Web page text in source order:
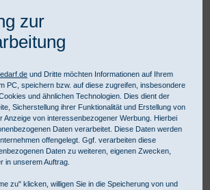
Fachspezifische Diagnostik
CTG Zubehör
für ECOtwin
zur
und Dritte möchten Informationen auf Ihrem
PC, speichern bzw. auf diese zugreifen, insbesondere
und ähnlichen Technologien. Dies dient der
Sicherstellung ihrer Funktionalität und Erstellung von
Anzeige von interessenbezogener Werbung. Hierbei
Daten verarbeitet. Diese Daten werden
offengelegt. Ggf. verarbeiten diese
Daten zu weiteren, eigenen Zwecken,
in unserem Auftrag.
zu" klicken, willigen Sie in die Speicherung von und